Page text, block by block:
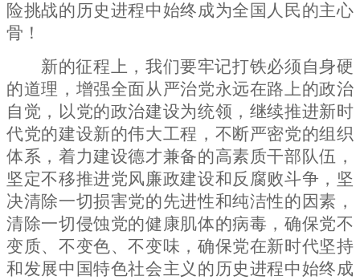
险挑战的历史进程中始终成为全国人民的主心
骨！
新的征程上，我们要牢记打铁必须自身硬
的道理，增强全面从严治党永远在路上的政治
自觉，以党的政治建设为统领，继续推进新时
代党的建设新的伟大工程，不断严密党的组织
体系，着力建设德才兼备的高素质干部队伍，
坚定不移推进党风廉政建设和反腐败斗争，坚
决清除一切损害党的先进性和纯洁性的因素，
清除一切侵蚀党的健康肌体的病毒，确保党不
变质、不变色、不变味，确保党在新时代坚持
和发展中国特色社会主义的历史进程中始终成